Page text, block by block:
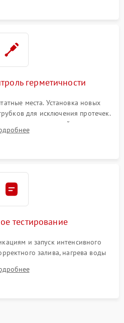
герметичности
места. Установка новых
для исключения протечек.
гидравлической системы,
датчика поплавка.
тестирование
и запуск интенсивного
залива, нагрева воды
посторонних шумов,
сухости в поддоне.